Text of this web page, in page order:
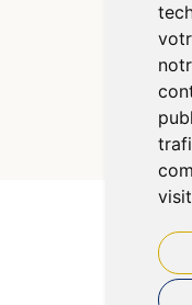
© 2026
Votre